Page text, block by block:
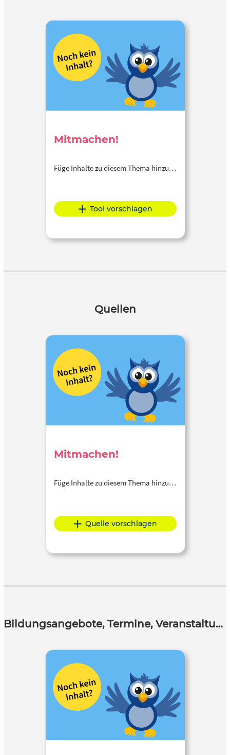
Mitmachen!
Füge Inhalte zu diesem Thema hinzu…
Tool vorschlagen
Quellen
Mitmachen!
Füge Inhalte zu diesem Thema hinzu…
Quelle vorschlagen
Bildungsangebote, Termine, Veranstaltungen